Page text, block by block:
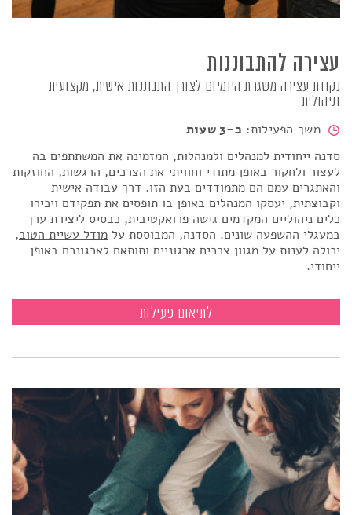
עצירה להתבוננות
נקודת עצירה משגרת היומיום לצורך התבוננות אישית, מקצועית
וניהולית
משך הפעילות: כ-3 שעות
סדנה ייחודית למנהלים ולמנהלות, המזמינה את המשתתפים בה
לעצור ולחקור באופן מתודי וחוויתי את הצרכים, הרגשות, החוזקות
והאתגרים עמם הם מתמודדים בעת הזו. דרך עבודה אישית
וקבוצתית, יעסקו המנהלים באופן בו תופסים את תפקידם ויכירו
כלים ניהוליים המקדמים גישה פרואקטיבית, כבסיס ליצירת ערך
במעגלי ההשפעה שונים. הסדנה, המבוססת על מודל עשיית הטוב,
יכולה לענות על מגוון צרכים ארגוניים ותותאם לארגונכם באופן
ייחודי.
לתיאום פעילות